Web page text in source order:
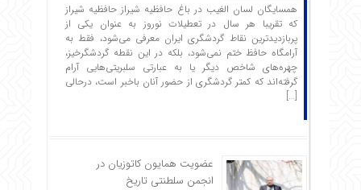
همسایگان لسان الغیب در باغ حافظیه شیراز حافظیه‌ شیراز
که تقریبا هر سال در تعطیلات نوروز به عنوان یکی از
پربازدیدترین نقاط گردشگری ایران معرفی می‌شود، فقط به
آرامگاه حافظ ختم نمی‌شود، بلکه در این نقطه گردشگرخیز،
چهره‌های شاخص دیگر یا به عبارتی سلبریتی‌هایی آرام
گرفته‌اند که کمتر گردشگری از حضور آنان باخبر است، درحالی
[…]
عضویت همایون کاتوزیان در
انجمن سلطنتی تاریخ